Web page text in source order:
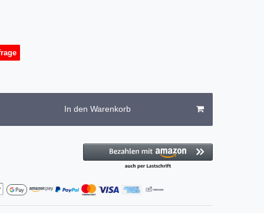
In den Warenkorb